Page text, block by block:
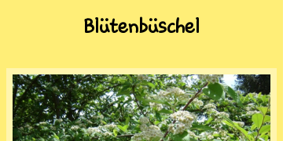
Blütenbüschel